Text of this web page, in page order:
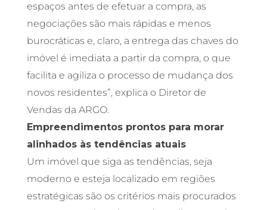
espaços antes de efetuar a compra, as
negociações são mais rápidas e menos
burocráticas e, claro, a entrega das chaves do
imóvel é imediata a partir da compra, o que
facilita e agiliza o processo de mudança dos
novos residentes”, explica o Diretor de
Vendas da ARGO.
Empreendimentos prontos para morar
alinhados às tendências atuais
Um imóvel que siga as tendências, seja
moderno e esteja localizado em regiões
estratégicas são os critérios mais procurados